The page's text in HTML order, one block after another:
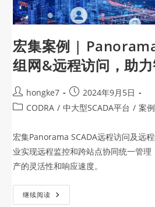
宏集案例 |
组网&远程访问，助
hongke7
2024年9月5日
CODRA / 中大型SCADA平台 / 案例
宏集Panorama SCADA远程访问及远
业实现远程监控和跨站点协同统一管
产的灵活性和响应速度。
继续阅读